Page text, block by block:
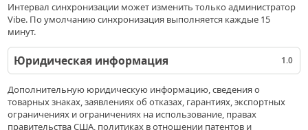
Интервал синхронизации может изменить только администратор
Vibe. По умолчанию синхронизация выполняется каждые 15
минут.
1.0
Юридическая информация
Дополнительную юридическую информацию, сведения о
товарных знаках, заявлениях об отказах, гарантиях, экспортных
ограничениях и ограничениях на использование, правах
правительства США, политиках в отношении патентов и